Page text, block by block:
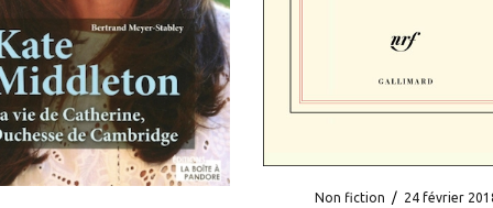
Non fiction / 24 février